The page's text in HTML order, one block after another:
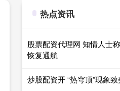
热点资讯
股票配资代理网 知情人士
恢复通航
炒股配资开 “热穹顶”现象